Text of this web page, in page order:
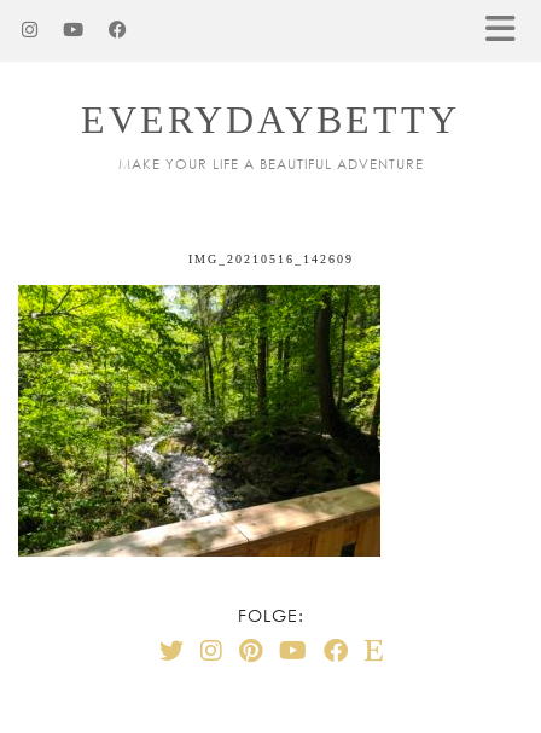
EVERYDAYBETTY
MAKE YOUR LIFE A BEAUTIFUL ADVENTURE
IMG_20210516_142609
FOLGE: